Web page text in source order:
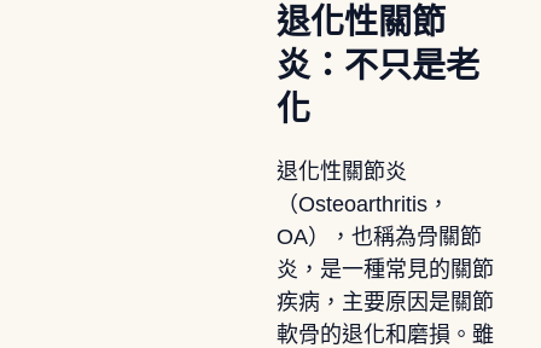
退化性關節
炎：不只是老
化
退化性關節炎
（Osteoarthritis，
OA），也稱為骨關節
炎，是一種常見的關節
疾病，主要原因是關節
軟骨的退化和磨損。雖